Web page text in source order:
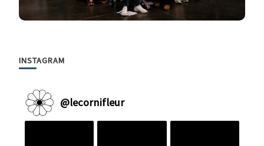
INSTAGRAM
@lecornifleur